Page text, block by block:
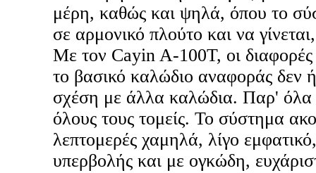
μέρη, καθώς και ψηλά, όπου το
σε αρμονικό πλούτο και να
Με τον Cayin A-100T, οι
το βασικό καλώδιο αναφοράς δεν
σχέση με άλλα καλώδια. Παρ' όλα
όλους τους τομείς. Το σύστημα
λεπτομερές χαμηλά, λίγο
υπερβολής και με ογκώδη,